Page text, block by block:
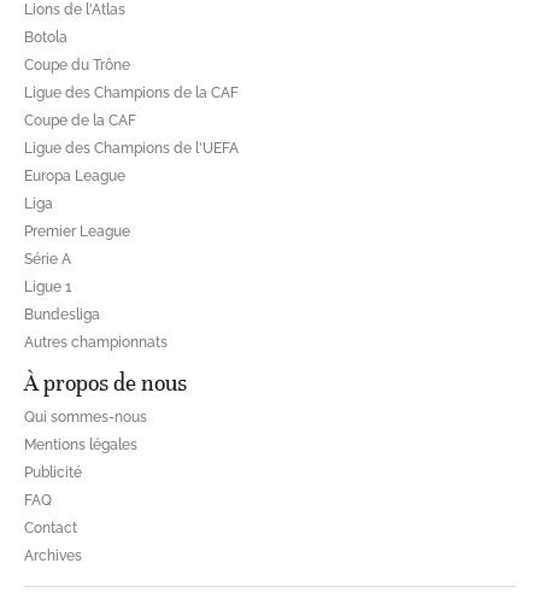
Lions de l'Atlas
Botola
Coupe du Trône
Ligue des Champions de la CAF
Coupe de la CAF
Ligue des Champions de l'UEFA
Europa League
Liga
Premier League
Série A
Ligue 1
Bundesliga
Autres championnats
À propos de nous
Qui sommes-nous
Mentions légales
Publicité
FAQ
Contact
Archives